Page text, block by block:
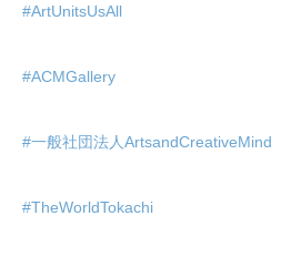
#ArtUnitsUsAll
#ACMGallery
#一般社団法人ArtsandCreativeMind
#TheWorldTokachi